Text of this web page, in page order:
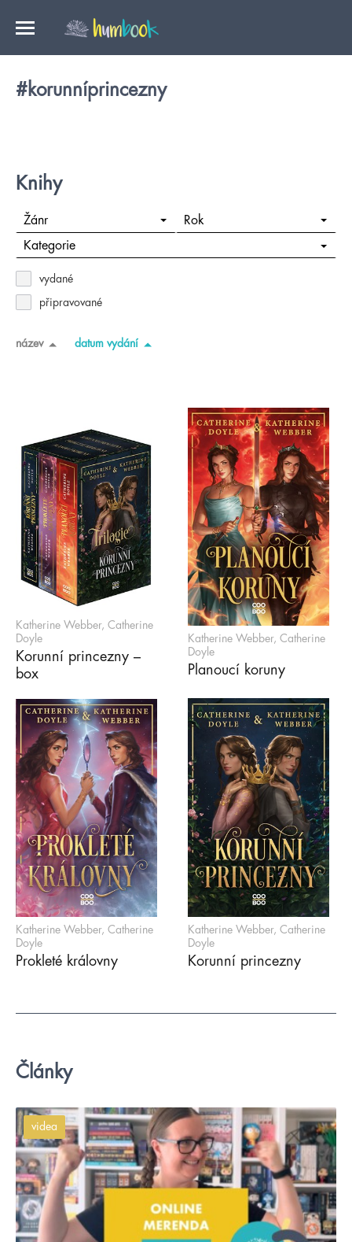
#korunníprincezny
Knihy
Žánr Rok
Kategorie
vydané
připravované
název datum vydání
Katherine Webber, Catherine
Doyle
Korunní princezny –
box
Katherine Webber, Catherine
Doyle
Planoucí koruny
Katherine Webber, Catherine
Doyle
Prokleté královny
Katherine Webber, Catherine
Doyle
Korunní princezny
Články
videa